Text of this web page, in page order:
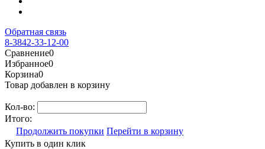
Обратная связь
8-3842-33-12-00
Сравнение0
Избранное0
Корзина0
Товар добавлен в корзину
Кол-во:
Итого:
Продолжить покупки Перейти в корзину
Купить в один клик